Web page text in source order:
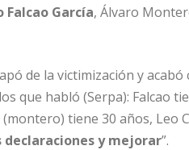
García, Álvaro
de la victimización y acabó
que habló (Serpa): Falcao
tiene 30 años,
declaraciones y mejorar”.